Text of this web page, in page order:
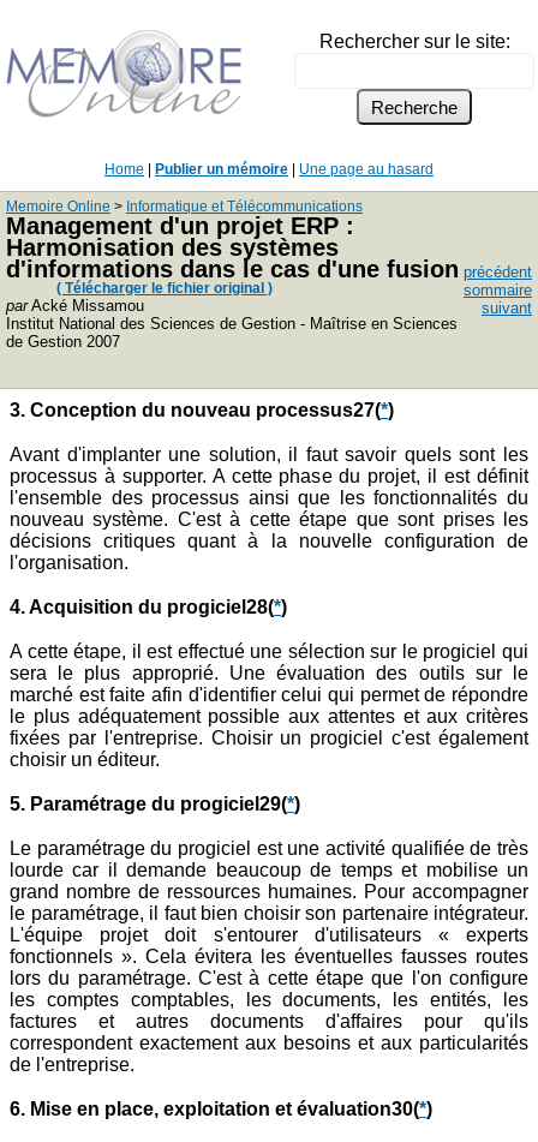
Rechercher sur le site:
Home Publier un mémoire Une page au hasard
Memoire Online > Informatique et Télécommunications
Management d'un projet ERP :
Harmonisation des systèmes
d'informations dans le cas d'une fusion
( Télécharger le fichier original )
parAcké Missamou
Institut National des Sciences de Gestion - Maîtrise en Sciences
de Gestion 2007
précédent
sommaire
suivant
3. Conception du nouveau processus27(*)
Avant d'implanter une solution, il faut savoir quels sont les
processus à supporter. A cette phase du projet, il est définit
l'ensemble des processus ainsi que les fonctionnalités du
nouveau système. C'est à cette étape que sont prises les
décisions critiques quant à la nouvelle configuration de
l'organisation.
4. Acquisition du progiciel28(*)
A cette étape, il est effectué une sélection sur le progiciel qui
sera le plus approprié. Une évaluation des outils sur le
marché est faite afin d'identifier celui qui permet de répondre
le plus adéquatement possible aux attentes et aux critères
fixées par l'entreprise. Choisir un progiciel c'est également
choisir un éditeur.
5. Paramétrage du progiciel29(*)
Le paramétrage du progiciel est une activité qualifiée de très
lourde car il demande beaucoup de temps et mobilise un
grand nombre de ressources humaines. Pour accompagner
le paramétrage, il faut bien choisir son partenaire intégrateur.
L'équipe projet doit s'entourer d'utilisateurs « experts
fonctionnels ». Cela évitera les éventuelles fausses routes
lors du paramétrage. C'est à cette étape que l'on configure
les comptes comptables, les documents, les entités, les
factures et autres documents d'affaires pour qu'ils
correspondent exactement aux besoins et aux particularités
de l'entreprise.
6. Mise en place, exploitation et évaluation30(*)